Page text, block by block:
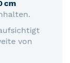
cm
von